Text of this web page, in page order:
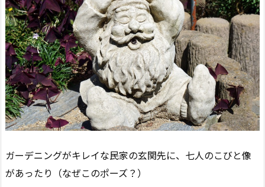
ガーデニングがキレイな民家の玄関先に、七人のこびと像
があったり（なぜこのポーズ？）